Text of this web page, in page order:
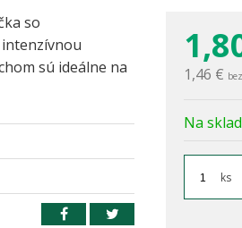
1,46 €
Na
ks
so
sú ideálne na